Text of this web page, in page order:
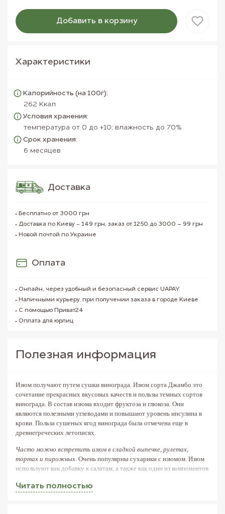
Добавить в корзину
Товар добавлен в корзину
Характеристики
Калорийность (на 100г):
262 Ккал
Условия хранения:
температура от 0 до +10; влажность до 70%
Срок хранения:
6 месяцев
Доставка
Бесплатно от 3000 грн
Доставка по Киеву - 149 грн, заказ от 1250 до 3000 – 99 грн
Новой почтой по Украине
Оплата
Онлайн, через удобный и безопасный сервис UAPAY
Наличными курьеру, при получении заказа в городе Киеве
С помощью Приват24
Оплата для юрлиц
Полезная информация
Читать полностью
Изюм получают путем сушки винограда. Изюм сорта Джамбо это
сочетание прекрасных вкусовых качеств и пользы темных сортов
винограда. В состав изюма входит фруктоза и глюкоза. Они
являются полезными углеводами и повышают уровень инсулина в
крови. Польза сушеных ягод винограда была отмечена еще в
древнегреческих летописях.
Часто можно встретить изюм в сладкой выпечке, рулетах,
тортах и пирожных. Очень популярны сухарики с изюмом. Изюм
используют как добавку к салатам, а также как один из компонентов
кути. Изюм часто кладут в смесь мюслей и добавляют к кашам.